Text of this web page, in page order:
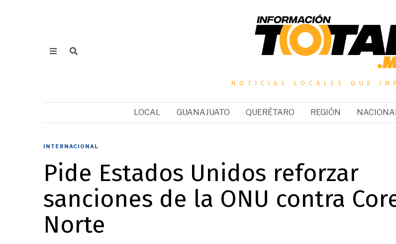
NOTICIAS LOCALES QUE
LOCAL GUANAJUATO QUERÉTARO REGIÓN
INTERNACIONAL
Pide Estados Unidos reforzar
sanciones de la ONU contra
Norte